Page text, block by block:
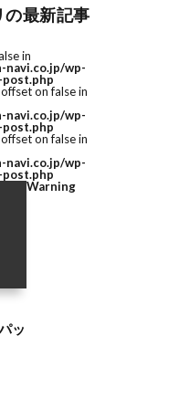
の最新記事
in
navi.co.jp/wp-
on false in
navi.co.jp/wp-
on false in
navi.co.jp/wp-
ッ
Warning